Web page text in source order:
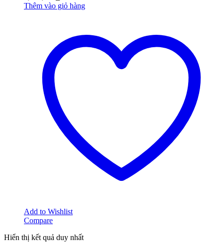
Thêm vào giỏ hàng
Add to Wishlist
Compare
Hiển thị kết quả duy nhất